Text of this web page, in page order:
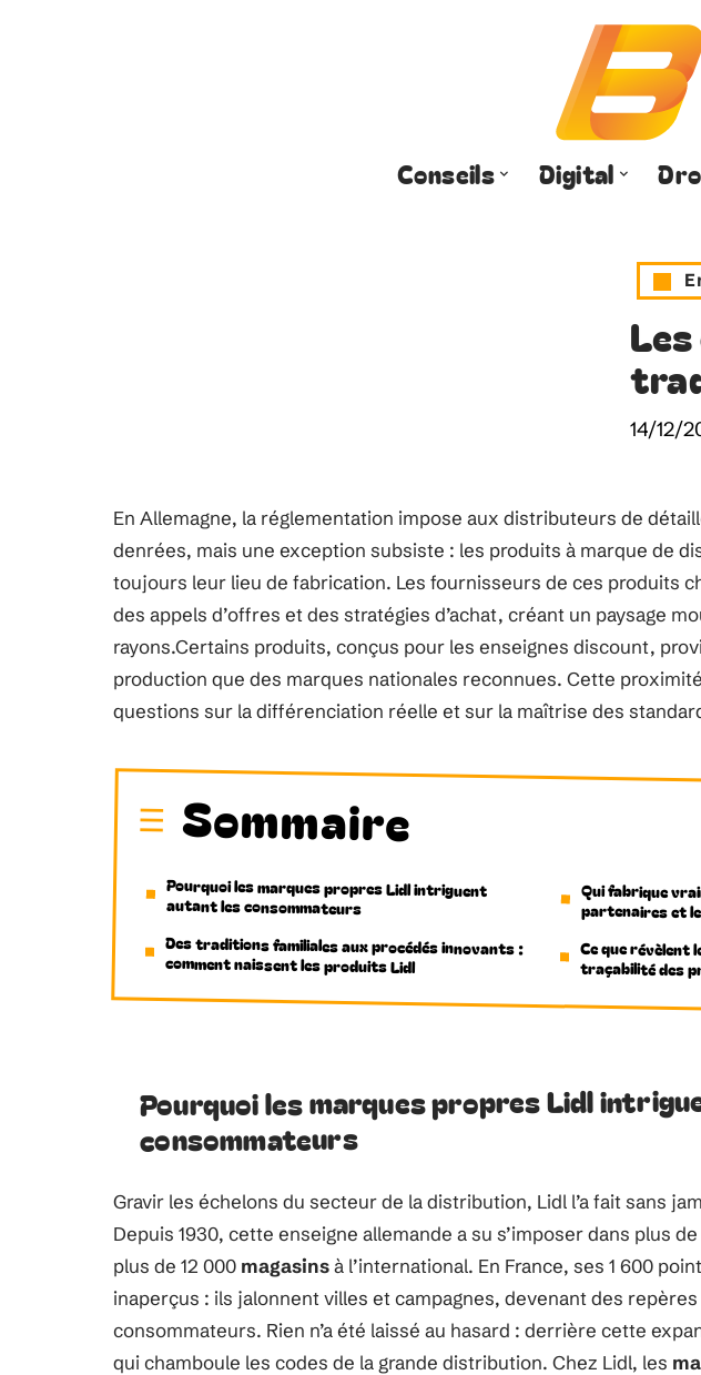
Conseils Digital
14/12/
En Allemagne, la réglementation impose aux distributeurs de
denrées, mais une exception subsiste : les produits à marque de
toujours leur lieu de fabrication. Les fournisseurs de ces produits
des appels d’offres et des stratégies d’achat, créant un paysage
rayons.Certains produits, conçus pour les enseignes discount,
production que des marques nationales reconnues. Cette
questions sur la différenciation réelle et sur la maîtrise des
Sommaire
Pourquoi les marques propres Lidl intriguent
autant les consommateurs
Des traditions familiales aux procédés innovants :
comment naissent les produits Lidl
Qui fabrique
partenaires et
Ce que révèlent
traçabilité des
Pourquoi les marques propres Lidl
consommateurs
Gravir les échelons du secteur de la distribution, Lidl l’a fait sans
Depuis 1930, cette enseigne allemande a su s’imposer dans plus
plus de 12 000 magasinsà l’international. En France, ses 1 600
inaperçus : ils jalonnent villes et campagnes, devenant des
consommateurs. Rien n’a été laissé au hasard : derrière cette
qui chamboule les codes de la grande distribution. Chez Lidl, les